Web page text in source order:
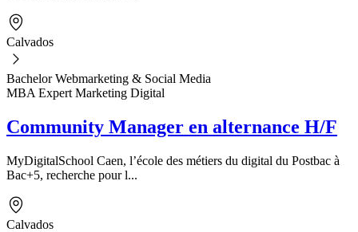
Calvados
Bachelor Webmarketing & Social Media
MBA Expert Marketing Digital
Community Manager en alternance H/F
MyDigitalSchool Caen, l’école des métiers du digital du Postbac à
Bac+5, recherche pour l...
Calvados